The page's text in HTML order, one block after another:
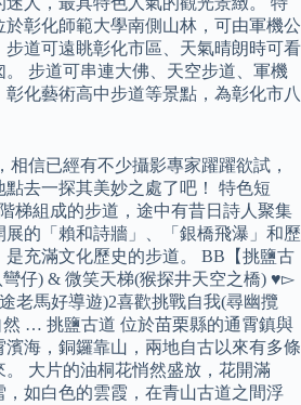
彰化師範大學南側山林，可由軍機公
步道可遠眺彰化市區、天氣晴朗時可看
步道可串連大佛、天空步道、軍機
化藝術高中步道等景點，為彰化市八
相信已經有不少攝影專家躍躍欲試，
去一探其美妙之處了吧！ 特色短
梯組成的步道，途中有昔日詩人聚集
的「賴和詩牆」、「銀橋飛瀑」和歷
是充滿文化歷史的步道。 BB【挑鹽古
仔) & 微笑天梯(猴探井天空之橋) ♥▻
老馬好導遊)2喜歡挑戰自我(尋幽攬
… 挑鹽古道 位於苗栗縣的通霄鎮與
海，銅鑼靠山，兩地自古以來有多條
大片的油桐花悄然盛放，花開滿
如白色的雲霞，在青山古道之間浮